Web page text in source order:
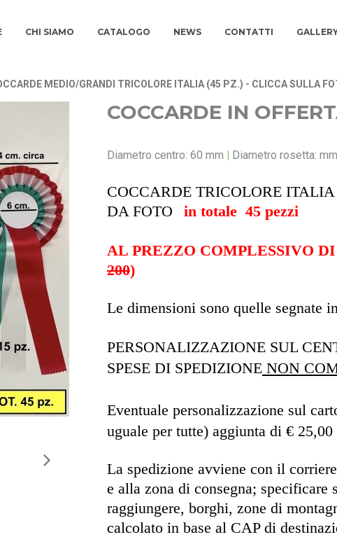
CHI SIAMO CATALOGO NEWS CONTATTI
MEDIO/GRANDI TRICOLORE ITALIA (45 PZ.) - CLICCA SULLA
COCCARDE IN
Diametro centro: 60 mm | Diametro rosetta: mm
COCCARDE TRICOLORE
DA FOTO
in totale 45 pezzi
AL PREZZO COMPLESSIVO DI
200)
Le dimensioni sono quelle segnate
PERSONALIZZAZIONE SUL
SPESE DI SPEDIZIONE NON
Eventuale personalizzazione sul
uguale per tutte) aggiunta di €
La spedizione avviene con il
e alla zona di consegna;
raggiungere, borghi, zone di
calcolato in base al CAP di